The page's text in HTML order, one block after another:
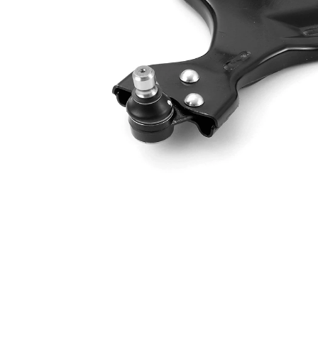
de
suspension
triangulaire
Numéro d'article en
VKDS
328070 B